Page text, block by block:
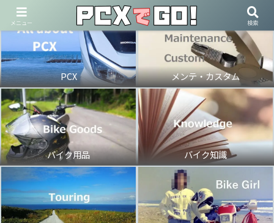
PCX メンテ・カスタム
バイク用品 バイク知識
メニュー 検索